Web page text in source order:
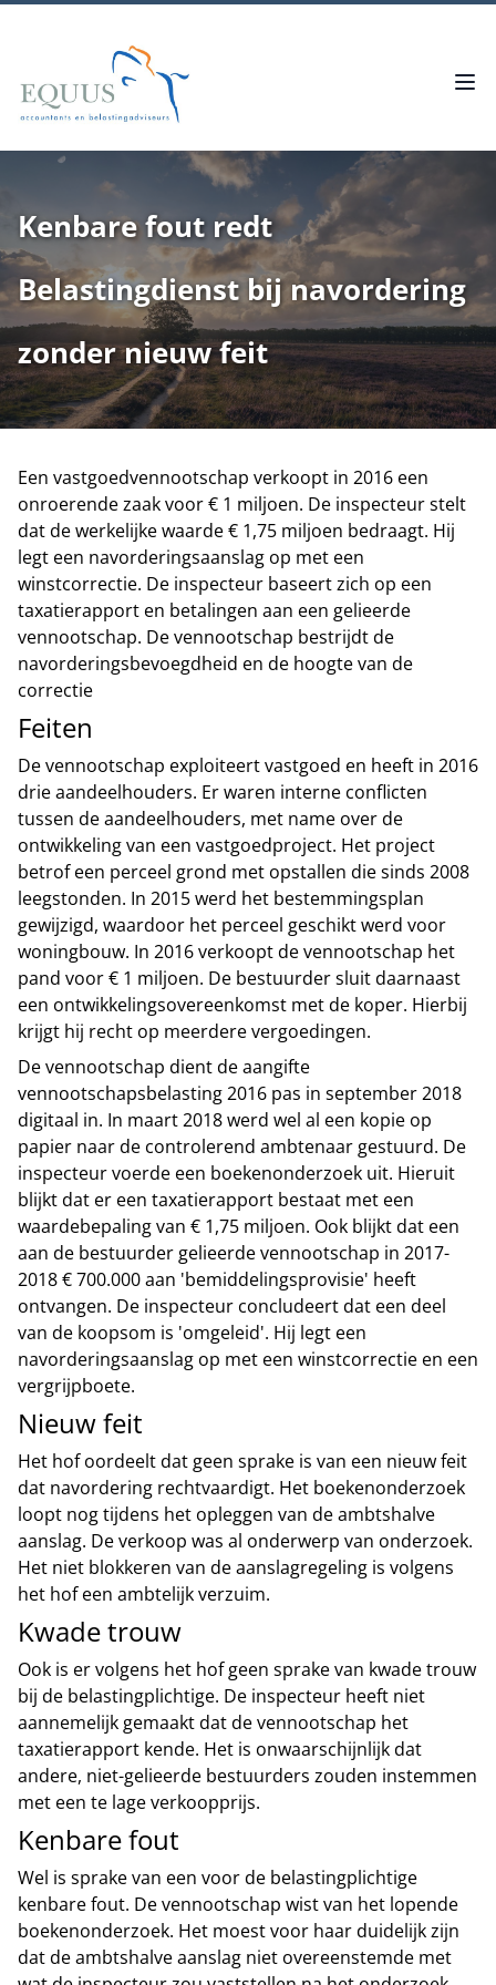
Kenbare fout redt
Belastingdienst bij navordering
zonder nieuw feit
Een vastgoedvennootschap verkoopt in 2016 een
onroerende zaak voor € 1 miljoen. De inspecteur stelt
dat de werkelijke waarde € 1,75 miljoen bedraagt. Hij
legt een navorderingsaanslag op met een
winstcorrectie. De inspecteur baseert zich op een
taxatierapport en betalingen aan een gelieerde
vennootschap. De vennootschap bestrijdt de
navorderingsbevoegdheid en de hoogte van de
correctie
Feiten
De vennootschap exploiteert vastgoed en heeft in 2016
drie aandeelhouders. Er waren interne conflicten
tussen de aandeelhouders, met name over de
ontwikkeling van een vastgoedproject. Het project
betrof een perceel grond met opstallen die sinds 2008
leegstonden. In 2015 werd het bestemmingsplan
gewijzigd, waardoor het perceel geschikt werd voor
woningbouw. In 2016 verkoopt de vennootschap het
pand voor € 1 miljoen. De bestuurder sluit daarnaast
een ontwikkelingsovereenkomst met de koper. Hierbij
krijgt hij recht op meerdere vergoedingen.
De vennootschap dient de aangifte
vennootschapsbelasting 2016 pas in september 2018
digitaal in. In maart 2018 werd wel al een kopie op
papier naar de controlerend ambtenaar gestuurd. De
inspecteur voerde een boekenonderzoek uit. Hieruit
blijkt dat er een taxatierapport bestaat met een
waardebepaling van € 1,75 miljoen. Ook blijkt dat een
aan de bestuurder gelieerde vennootschap in 2017-
2018 € 700.000 aan 'bemiddelingsprovisie' heeft
ontvangen. De inspecteur concludeert dat een deel
van de koopsom is 'omgeleid'. Hij legt een
navorderingsaanslag op met een winstcorrectie en een
vergrijpboete.
Nieuw feit
Het hof oordeelt dat geen sprake is van een nieuw feit
dat navordering rechtvaardigt. Het boekenonderzoek
loopt nog tijdens het opleggen van de ambtshalve
aanslag. De verkoop was al onderwerp van onderzoek.
Het niet blokkeren van de aanslagregeling is volgens
het hof een ambtelijk verzuim.
Kwade trouw
Ook is er volgens het hof geen sprake van kwade trouw
bij de belastingplichtige. De inspecteur heeft niet
aannemelijk gemaakt dat de vennootschap het
taxatierapport kende. Het is onwaarschijnlijk dat
andere, niet-gelieerde bestuurders zouden instemmen
met een te lage verkoopprijs.
Kenbare fout
Wel is sprake van een voor de belastingplichtige
kenbare fout. De vennootschap wist van het lopende
boekenonderzoek. Het moest voor haar duidelijk zijn
dat de ambtshalve aanslag niet overeenstemde met